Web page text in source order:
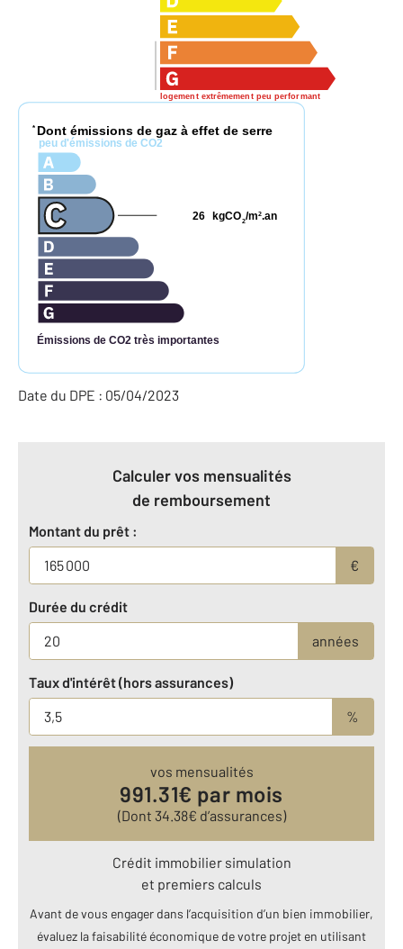
logement extrêmement peu performant
* Dont émissions de gaz à effet de serre
peu d'émissions de CO2
Émissions de CO2 très importantes
kgCO2/m2.an
26
Date du DPE : 05/04/2023
Calculer vos mensualités
de remboursement
Montant du prêt :
€
Durée du crédit
années
Taux d'intérêt (hors assurances)
%
vos mensualités
991.31€ par mois
(Dont 34.38€ d’assurances)
Crédit immobilier simulation
et premiers calculs
Avant de vous engager dans l’acquisition d’un bien immobilier,
évaluez la faisabilité économique de votre projet en utilisant